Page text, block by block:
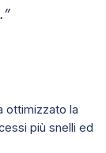
ottimizzato la
più snelli ed